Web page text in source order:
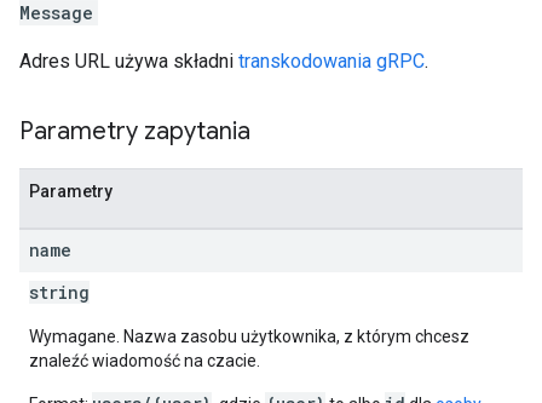
Message
Adres URL używa składni transkodowania gRPC.
Parametry zapytania
Parametry
name
string
Wymagane. Nazwa zasobu użytkownika, z którym chcesz
znaleźć wiadomość na czacie.